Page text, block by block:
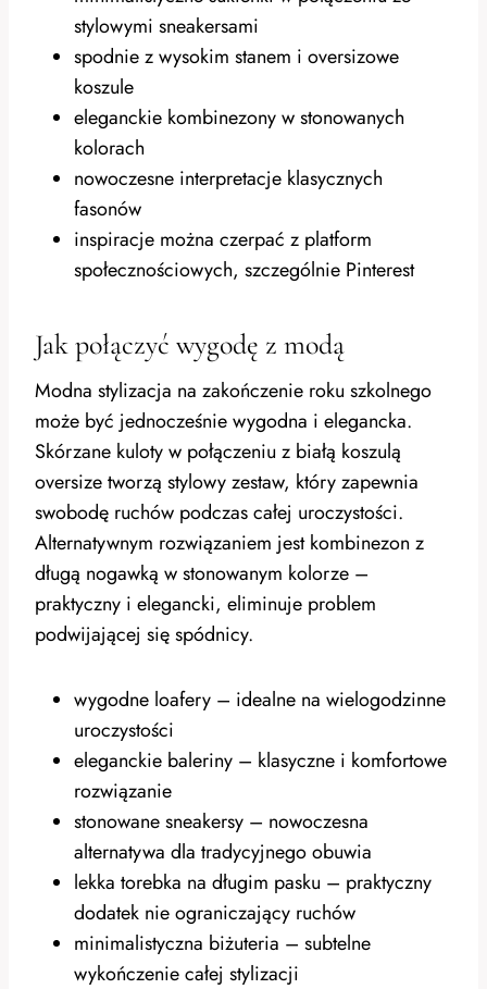
stylowymi sneakersami
spodnie z wysokim stanem i oversizowe
koszule
eleganckie kombinezony w stonowanych
kolorach
nowoczesne interpretacje klasycznych
fasonów
inspiracje można czerpać z platform
społecznościowych, szczególnie Pinterest
Jak połączyć wygodę z modą
Modna stylizacja na zakończenie roku szkolnego
może być jednocześnie wygodna i elegancka.
Skórzane kuloty w połączeniu z białą koszulą
oversize tworzą stylowy zestaw, który zapewnia
swobodę ruchów podczas całej uroczystości.
Alternatywnym rozwiązaniem jest kombinezon z
długą nogawką w stonowanym kolorze –
praktyczny i elegancki, eliminuje problem
podwijającej się spódnicy.
wygodne loafery – idealne na wielogodzinne
uroczystości
eleganckie baleriny – klasyczne i komfortowe
rozwiązanie
stonowane sneakersy – nowoczesna
alternatywa dla tradycyjnego obuwia
lekka torebka na długim pasku – praktyczny
dodatek nie ograniczający ruchów
minimalistyczna biżuteria – subtelne
wykończenie całej stylizacji